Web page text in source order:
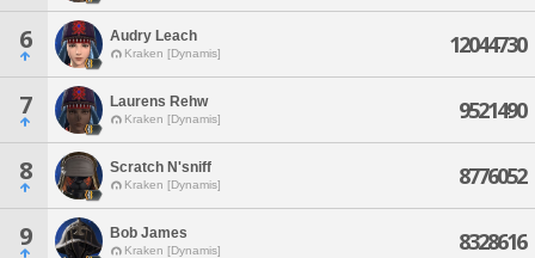
6 Audry Leach
Kraken [Dynamis] 12044730
7 Laurens Rehw
Kraken [Dynamis] 9521490
8 Scratch N'sniff
Kraken [Dynamis] 8776052
9 Bob James
Kraken [Dynamis] 8328616